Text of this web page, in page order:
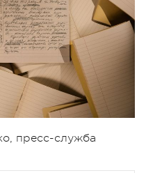
пресс-служба